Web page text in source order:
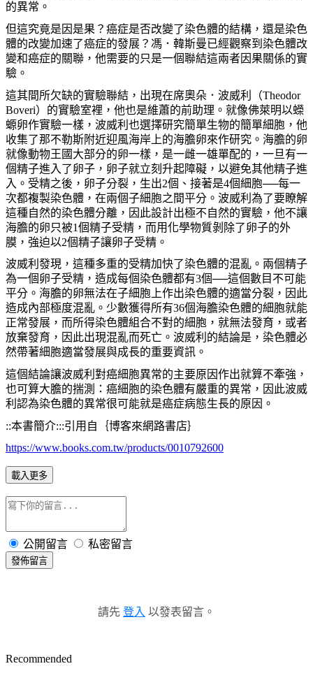
的異常。
但這究竟是因是果？癌症是否改變了染色體的結構，還是染色
體的改變加速了癌症的發展？馮．韓斯曼已經觀察到染色體改
變和癌症的關聯，他需要的只是一個聯結這兩者因果關係的實
驗。
這其間所欠缺的實驗聯結，出現在席奧朵．波威利（Theodor
Boveri）的實驗室裡，他也是維蕭的前助理。就像佛萊明以蠑
螈卵作實驗一樣，波威利也選擇研究簡單生物的簡單細胞，他
收集了那不勒斯附近迎風海岸上的海膽卵來作研究。海膽的卵
就像動物王國大部分的卵一樣，是一雌一雄單配的，一旦有一
個精子進入了卵子，卵子就立刻升起障礙，以避免其他精子進
入。受精之後，卵子分裂，生出2個、接著是4個細胞──每一
次都複製染色體，在兩個子細胞之間平分。波威利為了要瞭解
這種自然的染色體分離，因此設計出極不自然的實驗，他不讓
海膽的卵只被1個精子受精，而用化學物質剝除了卵子的外
膜，強迫以2個精子讓卵子受精。
波威利發現，這種多重的受精加快了染色體的混亂。兩個精子
為一個卵子受精，造成每個染色體都有3個──這個數目不可能
平分。海膽的卵無法在子細胞上作出染色體的適當分裂，因此
造成內部極度混亂。少數獲得所有36個海膽染色體的細胞就能
正常發展，而所得染色體組合不對的細胞，就無法發育，或者
放棄發育，因此出現混亂而死亡。波威利的結論是，染色體必
然帶著細胞適當發展與成長的重要資訊。
這個結論讓波威利對癌細胞異常的主要原因作出就算不牽強，
也可算大膽的揣測：癌細胞的染色體有嚴重的異常，因此波威
利認為染色體的異常很可能就是癌症病態生長的原因。
::本書簡介:::引用自｛博客來網路書店｝
https://www.books.com.tw/products/0010792600
載入更多
公開留言 私密留言
發佈留言
請先 登入 以發表留言。
Recommended